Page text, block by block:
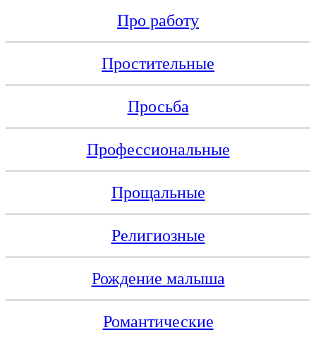
Про работу
Простительные
Просьба
Профессиональные
Прощальные
Религиозные
Рождение малыша
Романтические